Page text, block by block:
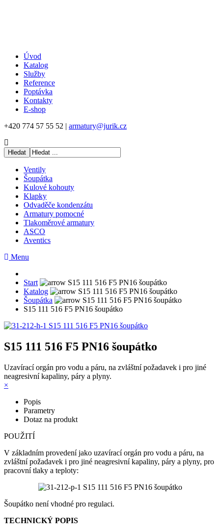
Úvod
Katalog
Služby
Reference
Poptávka
Kontakty
E-shop
+420 774 57 55 52 | armatury@jurik.cz
Ventily
Šoupátka
Kulové kohouty
Klapky
Odvaděče kondenzátu
Armatury pomocné
Tlakoměrové armatury
ASCO
Aventics
Menu
Start
Katalog
Šoupátka
S15 111 516 F5 PN16 šoupátko
S15 111 516 F5 PN16 šoupátko
Uzavírací orgán pro vodu a páru, na zvláštní požadavek i pro jiné
neagresivní kapaliny, páry a plyny.
×
Popis
Parametry
Dotaz na produkt
POUŽITÍ
V základním provedení jako uzavírací orgán pro vodu a páru, na
zvláštní požadavek i pro jiné neagresivní kapaliny, páry a plyny, pro
pracovní tlaky a teploty:
Šoupátko není vhodné pro regulaci.
TECHNICKÝ POPIS